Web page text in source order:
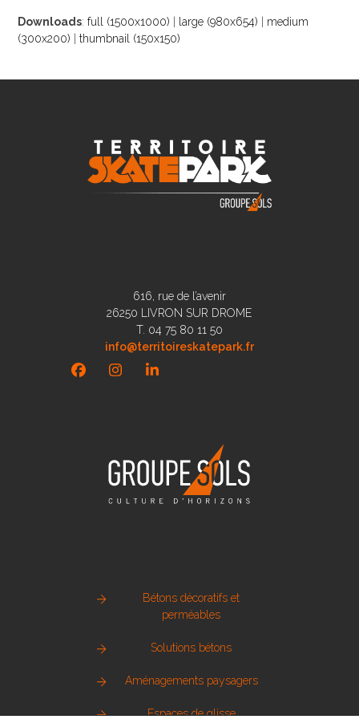
Downloads:full (1500x1000) large (980x654)
medium
(300x200) |thumbnail (150x150)
616, rue de l’avenir
26250 LIVRON SUR DROME
T. 04 75 80 11 50
info@territoireskatepark.fr
FacebookInstagramLinkedIn
Bétons décoratifs et
perméables
Solutions bétons
Aménagements paysagers
Espaces de glisse